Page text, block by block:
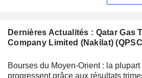
Dernières Actualités : Qatar Gas
Company Limited (Nakilat)
Bourses du Moyen-Orient : la
progressent grâce aux résultats